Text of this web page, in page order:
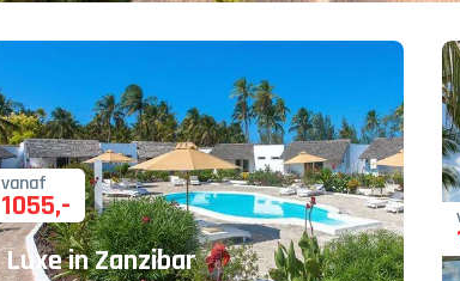
vanaf
1055,-
Luxe in Zanzibar